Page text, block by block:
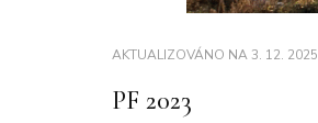
AKTUALIZOVÁNO NA 3. 12. 2025
PF 2023